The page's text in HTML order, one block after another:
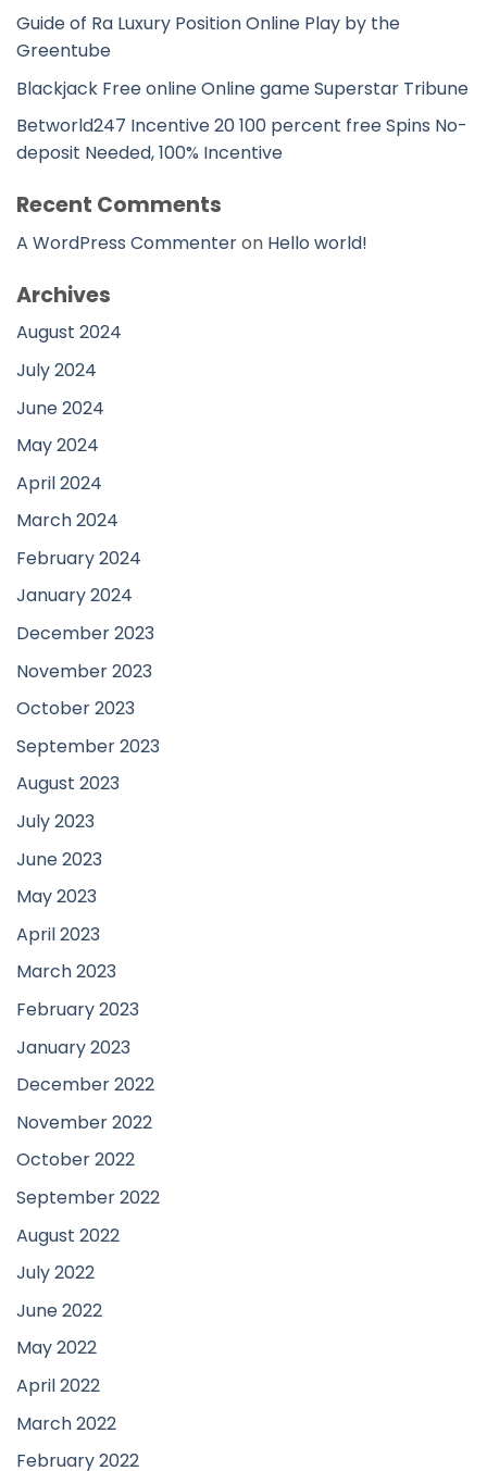
Guide of Ra Luxury Position Online Play by the
Greentube
Blackjack Free online Online game Superstar Tribune
Betworld247 Incentive 20 100 percent free Spins No-
deposit Needed, 100% Incentive
Recent Comments
A WordPress Commenteron Hello world!
Archives
August 2024
July 2024
June 2024
May 2024
April 2024
March 2024
February 2024
January 2024
December 2023
November 2023
October 2023
September 2023
August 2023
July 2023
June 2023
May 2023
April 2023
March 2023
February 2023
January 2023
December 2022
November 2022
October 2022
September 2022
August 2022
July 2022
June 2022
May 2022
April 2022
March 2022
February 2022